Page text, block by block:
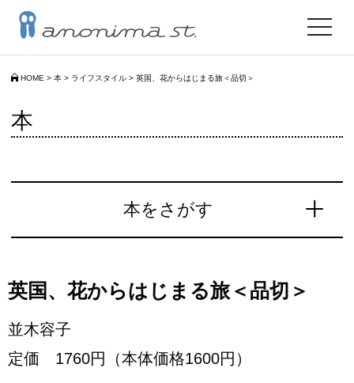
HOME > 本 > ライフスタイル > 英国、花からはじまる旅＜品切＞
toggle
本
本をさがす
英国、花からはじまる旅＜品切＞
並木容子
定価 1760円（本体価格1600円）